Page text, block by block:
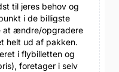
til jeres behov og
i de billigste
at ændre/opgradere
helt ud af pakken.
i flybilletten og
foretager i selv